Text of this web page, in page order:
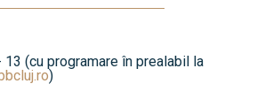
13 (cu programare în prealabil la
)